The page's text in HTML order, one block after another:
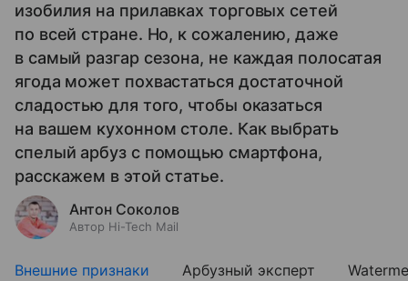
изобилия на прилавках торговых сетей
по всей стране. Но, к сожалению, даже
в самый разгар сезона, не каждая полосатая
ягода может похвастаться достаточной
сладостью для того, чтобы оказаться
на вашем кухонном столе. Как выбрать
спелый арбуз с помощью смартфона,
расскажем в этой статье.
Антон Соколов
Автор Hi-Tech Mail
Внешние признаки Арбузный эксперт